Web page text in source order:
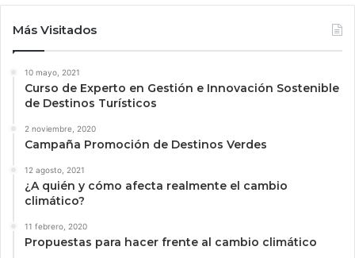
Más Visitados
10 mayo, 2021
Curso de Experto en Gestión e Innovación Sostenible
de Destinos Turísticos
2 noviembre, 2020
Campaña Promoción de Destinos Verdes
12 agosto, 2021
¿A quién y cómo afecta realmente el cambio
climático?
11 febrero, 2020
Propuestas para hacer frente al cambio climático